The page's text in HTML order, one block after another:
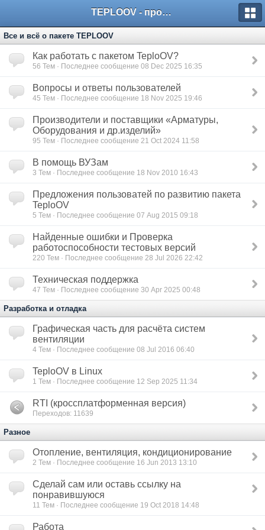
TEPLOOV - программный комплекс для расчёта систем отопления и вентиляции
Все и всё о пакете TEPLOOV
Как работать с пакетом TeploOV?
56 Тем · Последнее сообщение 08 Dec 2025 16:35
Вопросы и ответы пользователей
45 Тем · Последнее сообщение 18 Nov 2025 19:46
Производители и поставщики «Арматуры,
Оборудования и др.изделий»
95 Тем · Последнее сообщение 21 Oct 2024 11:58
В помощь ВУЗам
3 Тем · Последнее сообщение 18 Nov 2010 16:43
Предложения пользоватей по развитию пакета
TeploOV
5 Тем · Последнее сообщение 07 Aug 2015 09:18
Найденные ошибки и Проверка
работоспособности тестовых версий
220 Тем · Последнее сообщение 28 Jul 2026 22:42
Техническая поддержка
47 Тем · Последнее сообщение 30 Apr 2025 00:48
Разработка и отладка
Графическая часть для расчёта систем
вентиляции
4 Тем · Последнее сообщение 08 Jul 2016 06:40
TeploOV в Linux
1 Тем · Последнее сообщение 12 Sep 2025 11:34
RTI (кроссплатформенная версия)
Переходов: 11639
Разное
Отопление, вентиляция, кондиционирование
2 Тем · Последнее сообщение 16 Jun 2013 13:10
Сделай сам или оставь ссылку на
понравившуюся
11 Тем · Последнее сообщение 19 Oct 2018 14:48
Работа